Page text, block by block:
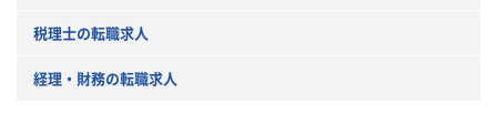
税理士の転職求人
経理・財務の転職求人